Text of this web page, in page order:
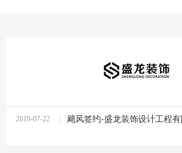
2019-07-22
飓风签约-盛龙装饰设计工程有